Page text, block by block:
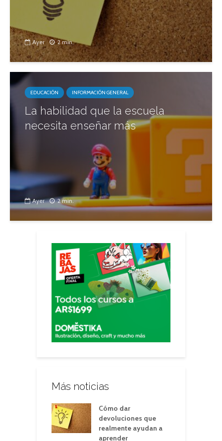
Ayer 2 min.
EDUCACIÓN INFORMACIÓN GENERAL
La habilidad que la escuela
necesita enseñar más
Ayer 2 min.
Más noticias
Cómo dar
devoluciones que
realmente ayudan a
aprender